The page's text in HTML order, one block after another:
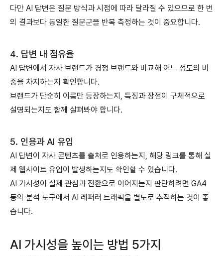
다만 AI 답변은 질문 방식과 시점에 따라 달라질 수 있으므로 한 번
의 결과보다 동일한 질문군을 반복 측정하는 것이 중요합니다.
4. 답변 내 점유율
AI 답변에서 자사 브랜드가 경쟁 브랜드와 비교해 어느 정도의 비
중을 차지하는지 확인합니다.
브랜드가 단순히 이름만 등장하는지, 특징과 장점이 구체적으로
설명되는지도 함께 살펴봐야 합니다.
5. 인용과 AI 유입
AI 답변이 자사 콘텐츠를 출처로 인용하는지, 해당 링크를 통해 실
제 웹사이트 유입이 발생하는지도 확인할 수 있습니다.
AI 가시성이 실제 관심과 전환으로 이어지는지 판단하려면 GA4
등의 분석 도구에서 AI 레퍼러 트래픽을 별도로 추적하는 것이 좋
습니다.
AI 가시성을 높이는 방법 5가지